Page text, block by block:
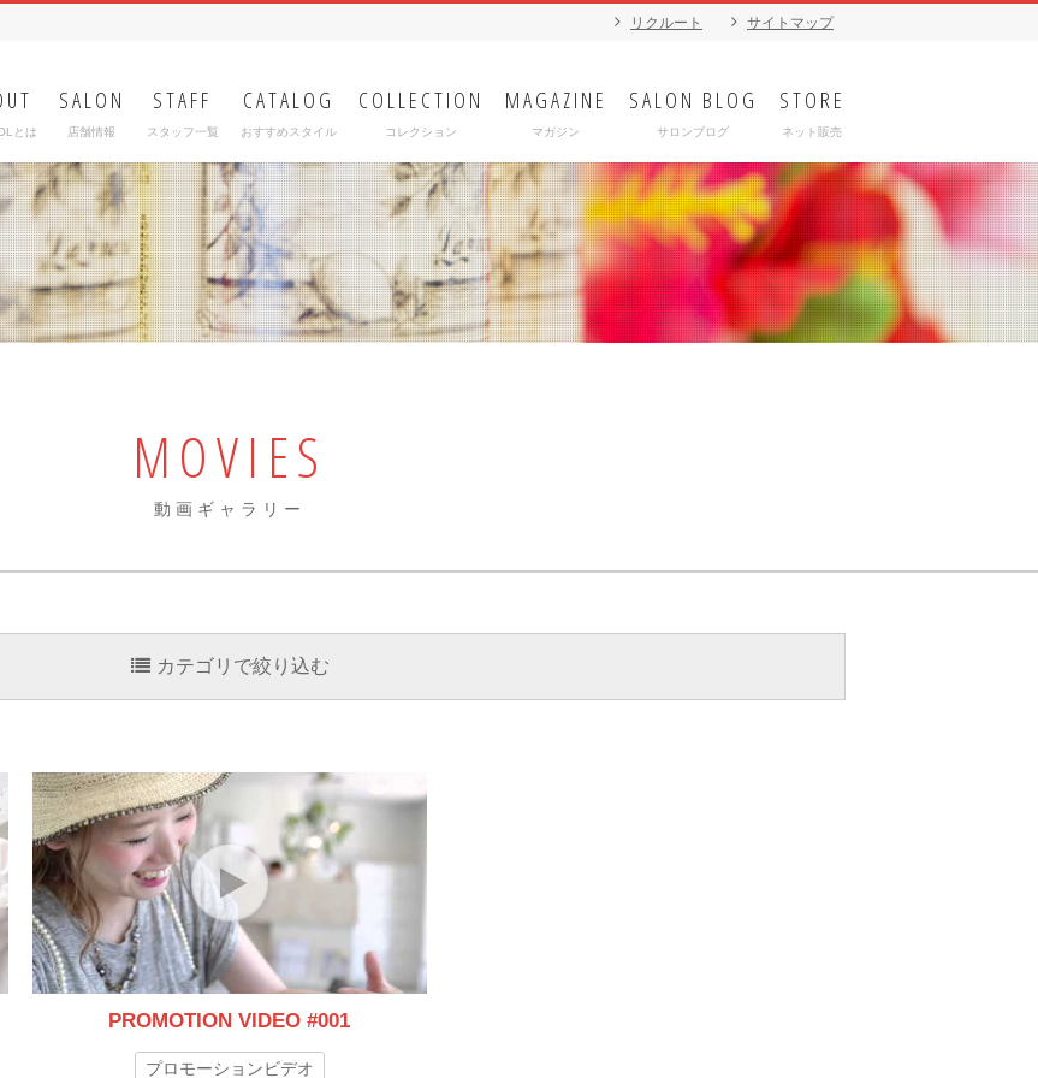
リクルート サイトマップ
とは
SALON
店舗情報
STAFF
スタッフ一覧
CATALOG
おすすめスタイル
COLLECTION
コレクション
MAGAZINE
マガジン
SALON BLOG
サロンブログ
STORE
ネット販売
MOVIES
動画ギャラリー
カテゴリで絞り込む
PROMOTION VIDEO #001
プロモーションビデオ